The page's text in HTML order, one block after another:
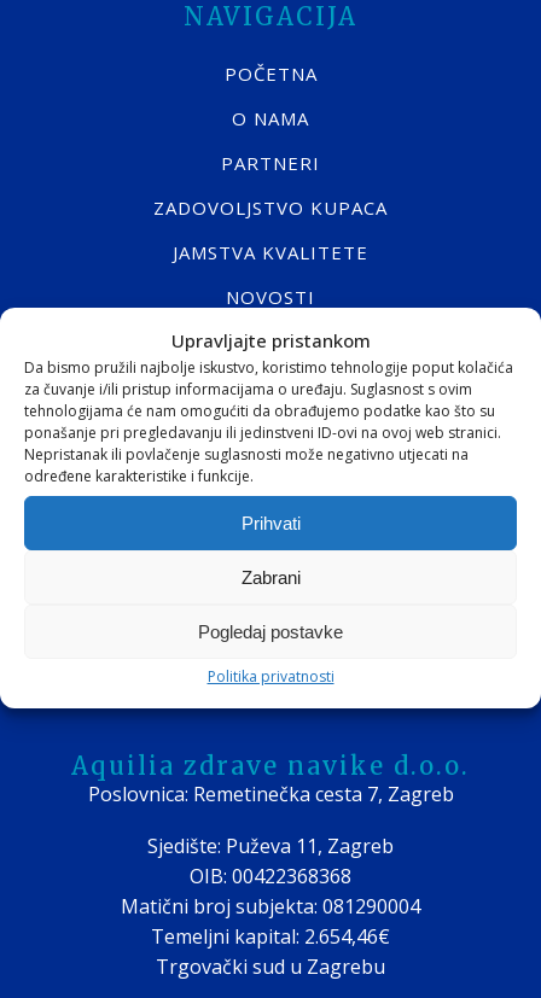
Upravljajte pristankom
Da bismo pružili najbolje iskustvo, koristimo tehnologije poput kolačića
za čuvanje i/ili pristup informacijama o uređaju. Suglasnost s ovim
tehnologijama će nam omogućiti da obrađujemo podatke kao što su
ponašanje pri pregledavanju ili jedinstveni ID-ovi na ovoj web stranici.
Nepristanak ili povlačenje suglasnosti može negativno utjecati na
određene karakteristike i funkcije.
Prihvati
Zabrani
Pogledaj postavke
Politika privatnosti
NAVIGACIJA
POČETNA
O NAMA
PARTNERI
ZADOVOLJSTVO KUPACA
JAMSTVA KVALITETE
NOVOSTI
KONTAKT
WEBSHOP
WEBSHOP
KOŠARICA
PRIJAVA
Aquilia zdrave navike d.o.o.
Poslovnica: Remetinečka cesta 7, Zagreb
Sjedište: Puževa 11, Zagreb
OIB: 00422368368
Matični broj subjekta: 081290004
Temeljni kapital: 2.654,46€
Trgovački sud u Zagrebu